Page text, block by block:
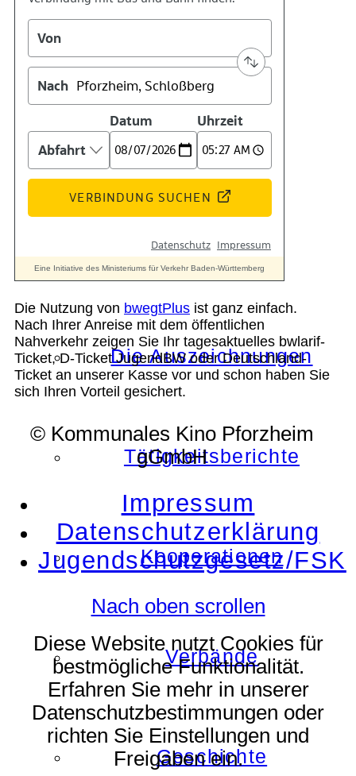
Kontakt
Kino
Das Team
Die Auszeichnungen
Tätigkeitsberichte
Kooperationen
Verbände
Geschichte
Die Nutzung von bwegtPlus ist ganz einfach.
Nach Ihrer Anreise mit dem öffentlichen
Nahverkehr zeigen Sie Ihr tagesaktuelles bwlarif-
Ticket, D-Ticket JugendBW oder Deutschland-
Ticket an unserer Kasse vor und schon haben Sie
sich Ihren Vorteil gesichert.
© Kommunales Kino Pforzheim
gGmbH
Impressum
Datenschutzerklärung
Jugendschutzgesetz/FSK
Nach oben scrollen
Diese Website nutzt Cookies für
bestmögliche Funktionalität.
Erfahren Sie mehr in unserer
Datenschutzbestimmungen oder
richten Sie Einstellungen und
Freigaben ein.